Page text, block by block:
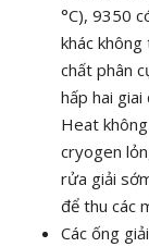
°C), 9350
khác không
chất phân
hấp hai
Heat
cryogen
rửa giải
để thu các
Các ống